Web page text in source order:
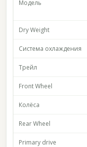
Модель
Dry Weight
Система охлаждения
Трейл
Front Wheel
Колёса
Rear Wheel
Primary drive